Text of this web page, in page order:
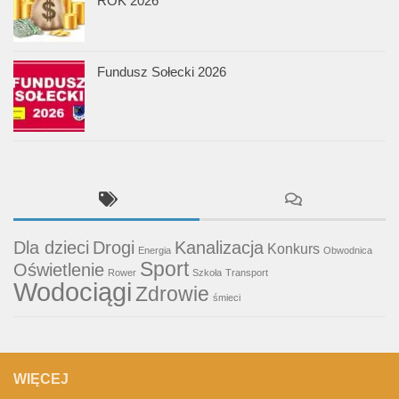
Fundusz Sołecki 2026
Dla dzieci Drogi Energia Kanalizacja Konkurs Obwodnica
Oświetlenie Rower Sport Szkoła Transport
WodociągiZdrowie śmieci
WIĘCEJ